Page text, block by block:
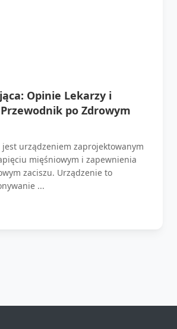
Opinie Lekarzy i
po Zdrowym
urządzeniem zaprojektowanym
mięśniowym i zapewnienia
zaciszu. Urządzenie to
...